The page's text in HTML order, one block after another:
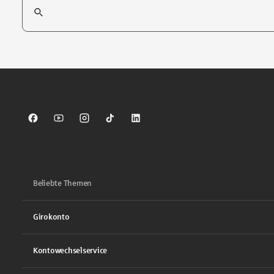
Sparkasse auf Facebook
Sparkasse auf Youtube
Sparkasse auf Instagram
Sparkasse auf TikTok
Sparkasse auf LinkedIn
Beliebte Themen
Girokonto
Kontowechselservice